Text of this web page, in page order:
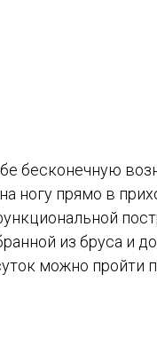
бесконечную
ногу прямо в
из бруса и
можно пройти